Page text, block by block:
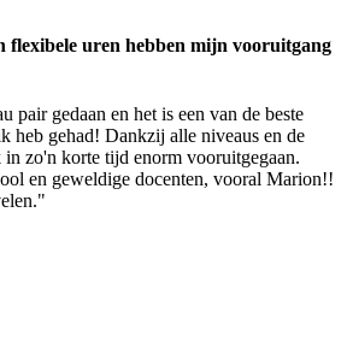
flexibele uren hebben mijn vooruitgang
pair gedaan en het is een van de beste
heb gehad! Dankzij alle niveaus en de
zo'n korte tijd enorm vooruitgegaan.
en geweldige docenten, vooral Marion!!